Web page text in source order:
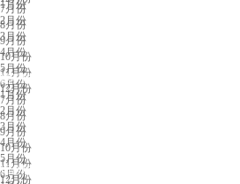
7月份
8月份
9月份
10月份
11月份
12月份
1月份
2月份
3月份
4月份
5月份
6月份
7月份
8月份
9月份
10月份
11月份
12月份
昆明展会排期
1月份
2月份
3月份
4月份
5月份
6月份
烟台展会排期